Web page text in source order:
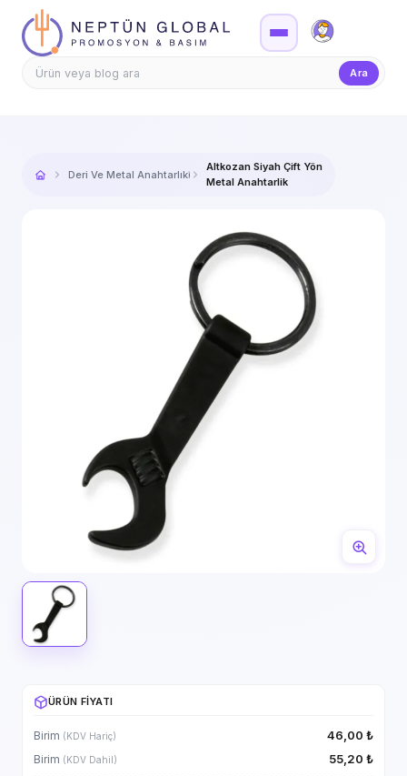
Firma Girişi
Ara
Deri Ve Metal Anahtarlıklar
Altkozan Siyah Çift Yön
Metal Anahtarlik
ÜRÜN FIYATI
Birim (KDV Hariç) 46,00 ₺
Birim (KDV Dahil) 55,20 ₺